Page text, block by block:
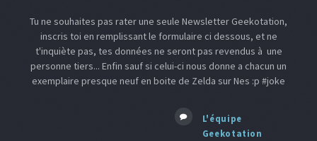
Tu ne souhaites pas rater une seule Newsletter Geekotation,
inscris toi en remplissant le formulaire ci dessous, et ne
t'inquiète pas, tes données ne seront pas revendus à une
personne tiers... Enfin sauf si celui-ci nous donne a chacun un
exemplaire presque neuf en boite de Zelda sur Nes :p #joke
L'équipe
Geekotation